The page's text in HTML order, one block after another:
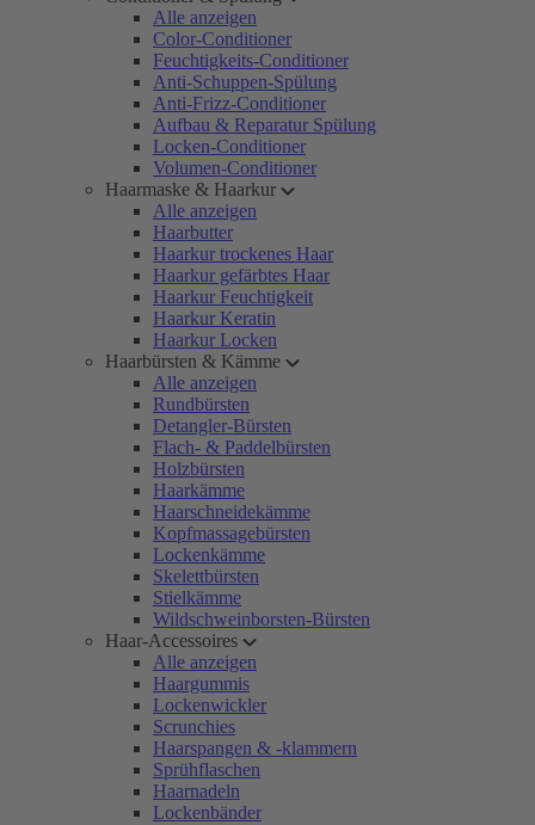
Alle anzeigen
Color-Conditioner
Feuchtigkeits-Conditioner
Anti-Schuppen-Spülung
Anti-Frizz-Conditioner
Aufbau & Reparatur Spülung
Locken-Conditioner
Volumen-Conditioner
Haarmaske & Haarkur
Alle anzeigen
Haarbutter
Haarkur trockenes Haar
Haarkur gefärbtes Haar
Haarkur Feuchtigkeit
Haarkur Keratin
Haarkur Locken
Haarbürsten & Kämme
Alle anzeigen
Rundbürsten
Detangler-Bürsten
Flach- & Paddelbürsten
Holzbürsten
Haarkämme
Haarschneidekämme
Kopfmassagebürsten
Lockenkämme
Skelettbürsten
Stielkämme
Wildschweinborsten-Bürsten
Haar-Accessoires
Alle anzeigen
Haargummis
Lockenwickler
Scrunchies
Haarspangen & -klammern
Sprühflaschen
Haarnadeln
Lockenbänder